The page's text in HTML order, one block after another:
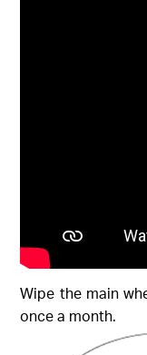
Wipe the main
once a month.